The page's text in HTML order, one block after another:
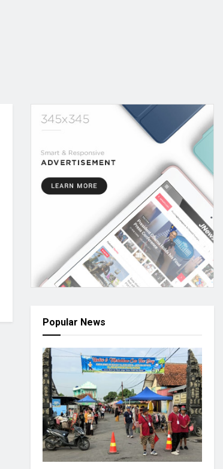
Popular News